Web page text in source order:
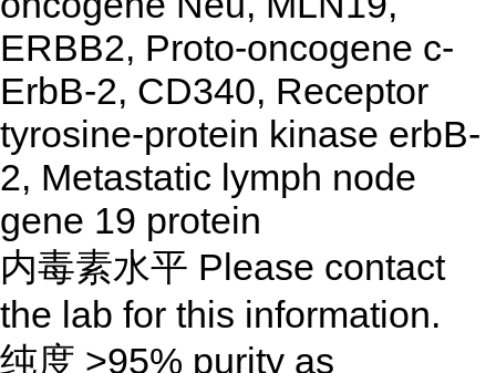
ERBB2, Proto-oncogene c-
ErbB-2, CD340, Receptor
tyrosine-protein kinase erbB-
2, Metastatic lymph node
gene 19 protein
内毒素水平 Please contact
the lab for this information.
纯度 >95% purity as